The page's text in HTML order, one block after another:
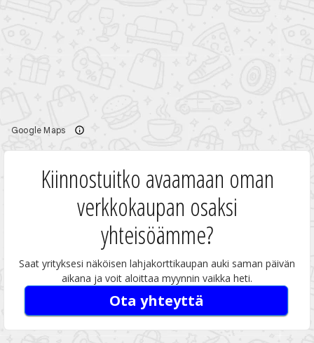
Kiinnostuitko avaamaan oman
verkkokaupan osaksi
yhteisöämme?
Saat yrityksesi näköisen lahjakorttikaupan auki saman päivän
aikana ja voit aloittaa myynnin vaikka heti.
Ota yhteyttä